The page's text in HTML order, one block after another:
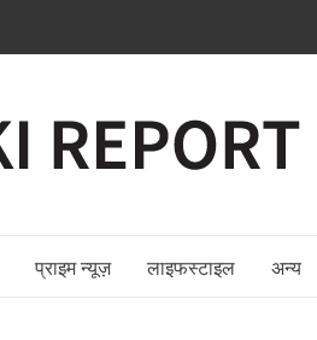
प्राइम न्यूज़ लाइफस्टाइल अन्य